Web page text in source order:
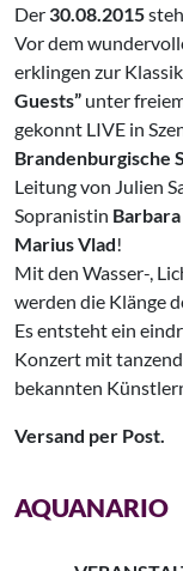
Der 30.08.2015
Vor dem
erklingen zur
Guests” unter
gekonnt LIVE in
Brandenburgische
Leitung von Julien
Sopranistin
Marius Vlad!
Mit den Wasser-,
werden die Klänge
Es entsteht ein
Konzert mit
bekannten
Versand per Post.
AQUANARIO